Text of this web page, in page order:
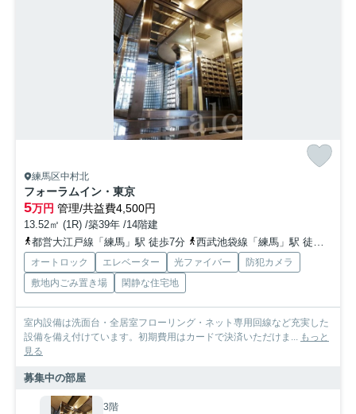
練馬区中村北
フォーラムイン・東京
5万円 管理/共益費4,500円
13.52㎡ (1R) /築39年 /14階建
都営大江戸線「練馬」駅 徒歩7分
西武池袋線「練馬」駅 徒歩7分
オートロック エレベーター 光ファイバー
防犯カメラ
敷地内ごみ置き場
閑静な住宅地
室内設備は洗面台・全居室フローリング・ネット専用回線など充実した
設備を備え付けています。初期費用はカードで決済いただけま... もっと
見る
募集中の部屋
3階